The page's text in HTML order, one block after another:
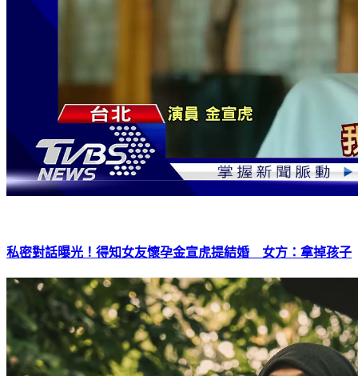
私密對話曝光！得知女友懷孕金宣虎提結婚 女方：拿掉孩子